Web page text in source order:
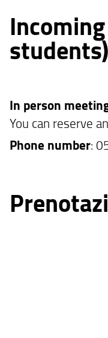
students)
In person
You can reserve
Phone number: